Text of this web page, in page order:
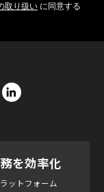
取り扱い に同意する
を効率化
ットフォーム